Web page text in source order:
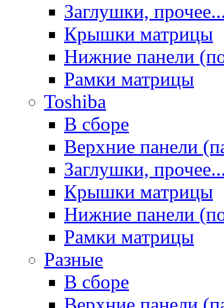
Заглушки,
Крышки матрицы
Нижние панели
Рамки матрицы
Toshiba
В сборе
Верхние панели
Заглушки,
Крышки матрицы
Нижние панели
Рамки матрицы
Разные
В сборе